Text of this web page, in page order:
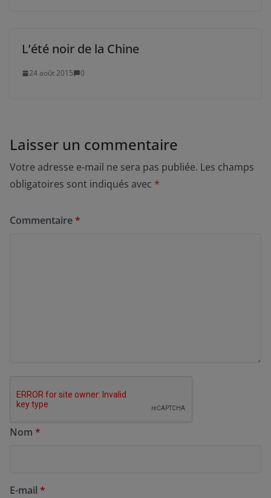
L’été noir de la Chine
24 août 2015 0
Laisser un commentaire
Votre adresse e-mail ne sera pas publiée. Les champs
obligatoires sont indiqués avec *
Commentaire*
Nom *
E-mail *